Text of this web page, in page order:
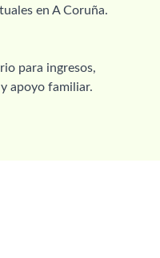
en A Coruña.
para ingresos,
apoyo familiar.